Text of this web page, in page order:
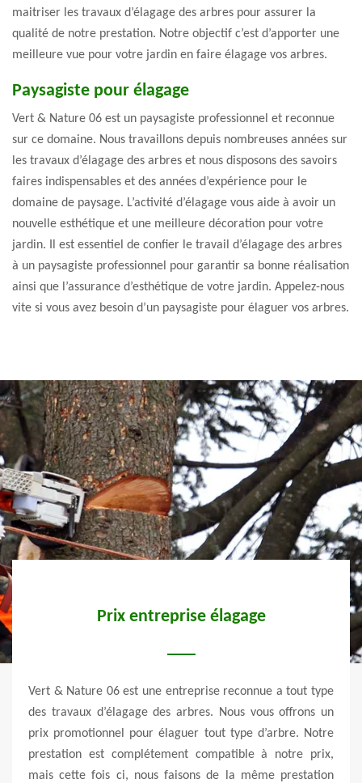
maitriser les travaux d’élagage des arbres pour assurer la
qualité de notre prestation. Notre objectif c’est d’apporter une
meilleure vue pour votre jardin en faire élagage vos arbres.
Paysagiste pour élagage
Vert & Nature 06 est un paysagiste professionnel et reconnue
sur ce domaine. Nous travaillons depuis nombreuses années sur
les travaux d’élagage des arbres et nous disposons des savoirs
faires indispensables et des années d’expérience pour le
domaine de paysage. L’activité d’élagage vous aide à avoir un
nouvelle esthétique et une meilleure décoration pour votre
jardin. Il est essentiel de confier le travail d’élagage des arbres
à un paysagiste professionnel pour garantir sa bonne réalisation
ainsi que l’assurance d’esthétique de votre jardin. Appelez-nous
vite si vous avez besoin d’un paysagiste pour élaguer vos arbres.
Prix entreprise élagage
Vert & Nature 06 est une entreprise reconnue a tout type
des travaux d’élagage des arbres. Nous vous offrons un
prix promotionnel pour élaguer tout type d’arbre. Notre
prestation est complétement compatible à notre prix,
mais cette fois ci, nous faisons de la même prestation